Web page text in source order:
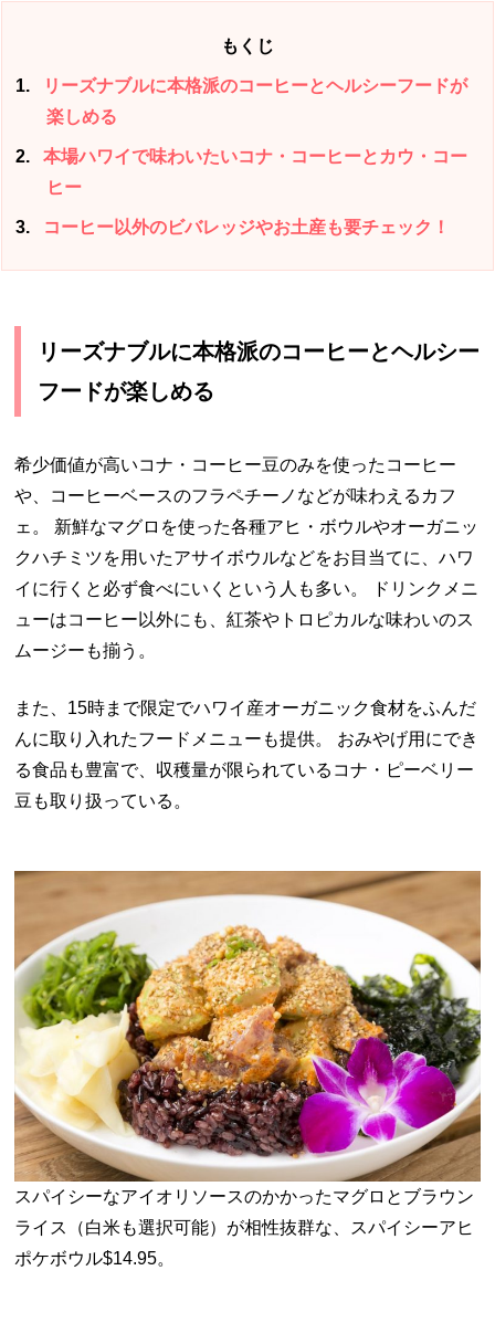
もくじ
1
リーズナブルに本格派のコーヒーとヘルシーフードが
楽しめる
2
本場ハワイで味わいたいコナ・コーヒーとカウ・コー
ヒー
3 コーヒー以外のビバレッジやお土産も要チェック！
リーズナブルに本格派のコーヒーとヘルシー
フードが楽しめる
希少価値が高いコナ・コーヒー豆のみを使ったコーヒー
や、コーヒーベースのフラペチーノなどが味わえるカフ
ェ。 新鮮なマグロを使った各種アヒ・ボウルやオーガニッ
クハチミツを用いたアサイボウルなどをお目当てに、ハワ
イに行くと必ず食べにいくという人も多い。 ドリンクメニ
ューはコーヒー以外にも、紅茶やトロピカルな味わいのス
ムージーも揃う。
また、15時まで限定でハワイ産オーガニック食材をふんだ
んに取り入れたフードメニューも提供。 おみやげ用にでき
る食品も豊富で、収穫量が限られているコナ・ピーベリー
豆も取り扱っている。
スパイシーなアイオリソースのかかったマグロとブラウン
ライス（白米も選択可能）が相性抜群な、スパイシーアヒ
ポケボウル$14.95。